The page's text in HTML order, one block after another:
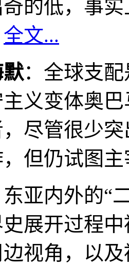
的低，事
全文...
：全球支
义变体奥
，尽管很少
但仍试图
东亚内外的“
展开过程
视角，以